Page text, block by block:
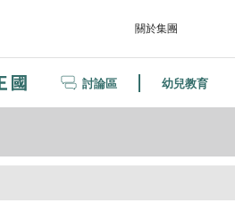
關於集團
討論區 幼兒教育